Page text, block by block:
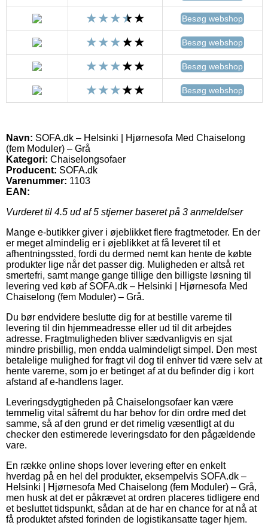
Besøg webshop
Besøg webshop
Besøg webshop
Besøg webshop
Navn: SOFA.dk – Helsinki | Hjørnesofa Med Chaiselong
(fem Moduler) – Grå
Kategori: Chaiselongsofaer
Producent: SOFA.dk
Varenummer: 1103
EAN:
Vurderet til 4.5 ud af 5 stjerner baseret på 3 anmeldelser
Mange e-butikker giver i øjeblikket flere fragtmetoder. En der
er meget almindelig er i øjeblikket at få leveret til et
afhentningssted, fordi du dermed nemt kan hente de købte
produkter lige når det passer dig. Muligheden er altså ret
smertefri, samt mange gange tillige den billigste løsning til
levering ved køb af SOFA.dk – Helsinki | Hjørnesofa Med
Chaiselong (fem Moduler) – Grå.
Du bør endvidere beslutte dig for at bestille varerne til
levering til din hjemmeadresse eller ud til dit arbejdes
adresse. Fragtmuligheden bliver sædvanligvis en sjat
mindre prisbillig, men endda ualmindeligt simpel. Den mest
betalelige mulighed for fragt vil dog til enhver tid være selv at
hente varerne, som jo er betinget af at du befinder dig i kort
afstand af e-handlens lager.
Leveringsdygtigheden på Chaiselongsofaer kan være
temmelig vital såfremt du har behov for din ordre med det
samme, så af den grund er det rimelig væsentligt at du
checker den estimerede leveringsdato for den pågældende
vare.
En række online shops lover levering efter en enkelt
hverdag på en hel del produkter, eksempelvis SOFA.dk –
Helsinki | Hjørnesofa Med Chaiselong (fem Moduler) – Grå,
men husk at det er påkrævet at ordren placeres tidligere end
et besluttet tidspunkt, sådan at de har en chance for at nå at
få produktet afsted forinden de logistikansatte tager hjem.